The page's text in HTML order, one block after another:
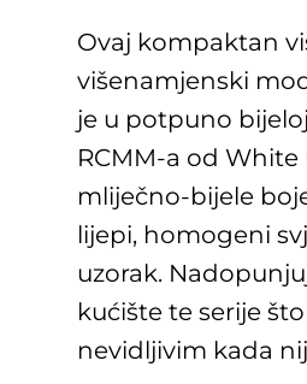
Ovaj kompaktan
višenamjenski
je u potpuno
RCMM-a od White
mliječno-bijele
lijepi, homogeni
uzorak.
kućište te serije
nevidljivim kada